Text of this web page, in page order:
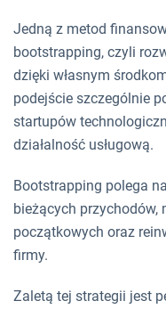
Jedną z metod
bootstrapping, czyli
dzięki własnym
podejście szczególnie
startupów
działalność usługową.
Bootstrapping polega
bieżących
początkowych oraz
firmy.
Zaletą tej strategii jest